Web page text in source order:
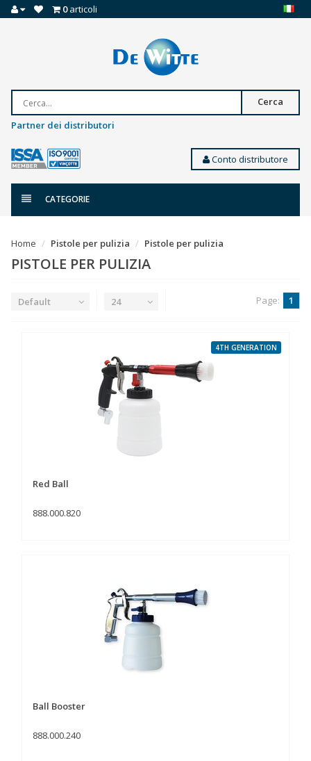
0articoli
Cerca
Partner dei distributori
Conto distributore
CATEGORIE
Home Pistole per pulizia Pistole per pulizia
PISTOLE PER PULIZIA
Default 24 Page: 1
4TH GENERATION
Red Ball
888.000.820
Ball Booster
888.000.240